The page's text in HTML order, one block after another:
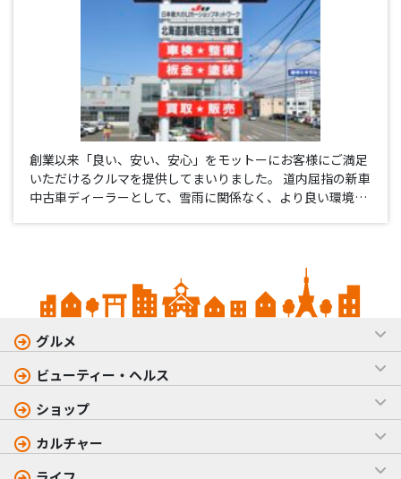
創業以来「良い、安い、安心」をモットーにお客様にご満足
いただけるクルマを提供してまいりました。 道内屈指の新車
中古車ディーラーとして、雪雨に関係なく、より良い環境で
グルメ
ビューティー・ヘルス
ショップ
カルチャー